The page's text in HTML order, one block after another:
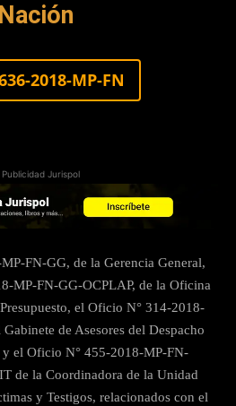
Nación
2018-MP-FN
Jurispol
FN-GG, de la Gerencia General,
MP-FN-GG-OCPLAP, de la Oficina
el Oficio N° 314-2018-
de Asesores del Despacho
el Oficio N° 455-2018-MP-FN-
de la Coordinadora de la Unidad
y Testigos, relacionados con el